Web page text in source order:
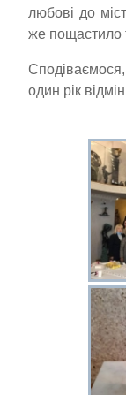
любові до
же пощастило
один рік